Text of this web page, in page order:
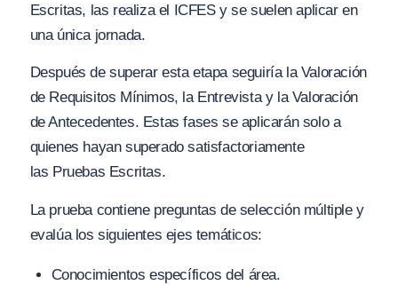
Escritas, las realiza el ICFES y se suelen aplicar en
una única jornada.
Después de superar esta etapa seguiría la Valoración
de Requisitos Mínimos, la Entrevista y la Valoración
de Antecedentes. Estas fases se aplicarán solo a
quienes hayan superado satisfactoriamente
las Pruebas Escritas.
La prueba contiene preguntas de selección múltiple y
evalúa los siguientes ejes temáticos:
Conocimientos específicos del área.